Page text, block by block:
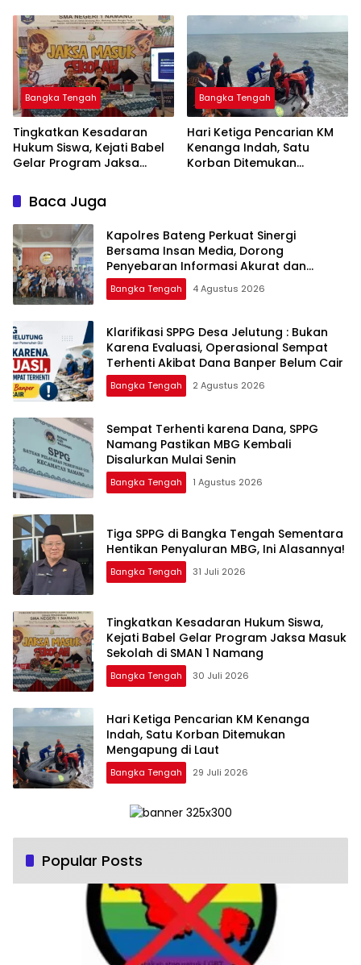
Bangka Tengah
Tingkatkan Kesadaran
Hukum Siswa, Kejati Babel
Gelar Program Jaksa
Namang
Bangka Tengah
Hari Ketiga Pencarian KM
Kenanga Indah, Satu
Korban Ditemukan
Baca Juga
‎Kapolres Bateng Perkuat Sinergi
Bersama Insan Media, Dorong
Penyebaran Informasi Akurat dan
Layanan Polri 110
Bangka Tengah 4 Agustus 2026
‎Klarifikasi SPPG Desa Jelutung : Bukan
Karena Evaluasi, Operasional Sempat
Terhenti Akibat Dana Banper Belum Cair
Bangka Tengah 2 Agustus 2026
‎Sempat Terhenti karena Dana, SPPG
Namang Pastikan MBG Kembali
Disalurkan Mulai Senin
Bangka Tengah 1 Agustus 2026
‎Tiga SPPG di Bangka Tengah Sementara
Bangka Tengah 31 Juli 2026
Tingkatkan Kesadaran Hukum Siswa,
Kejati Babel Gelar Program Jaksa Masuk
Sekolah di SMAN 1 Namang
Bangka Tengah 30 Juli 2026
Hari Ketiga Pencarian KM Kenanga
Indah, Satu Korban Ditemukan
Mengapung di Laut
Bangka Tengah 29 Juli 2026
Popular Posts